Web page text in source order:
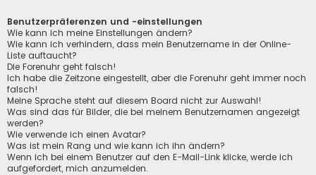
Benutzerpräferenzen und -einstellungen
Wie kann ich meine Einstellungen ändern?
Wie kann ich verhindern, dass mein Benutzername in der Online-
Liste auftaucht?
Die Forenuhr geht falsch!
Ich habe die Zeitzone eingestellt, aber die Forenuhr geht immer noch
falsch!
Meine Sprache steht auf diesem Board nicht zur Auswahl!
Was sind das für Bilder, die bei meinem Benutzernamen angezeigt
werden?
Wie verwende ich einen Avatar?
Was ist mein Rang und wie kann ich ihn ändern?
Wenn ich bei einem Benutzer auf den E-Mail-Link klicke, werde ich
aufgefordert, mich anzumelden.